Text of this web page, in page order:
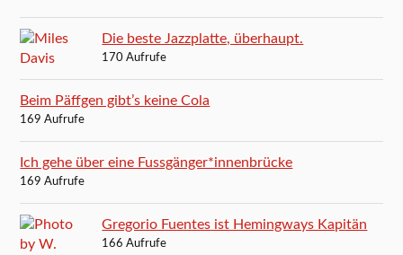
Die beste Jazzplatte, überhaupt.
170 Aufrufe
Beim Päffgen gibt’s keine Cola
169 Aufrufe
Ich gehe über eine Fussgänger*innenbrücke
169 Aufrufe
Gregorio Fuentes ist Hemingways Kapitän
166 Aufrufe